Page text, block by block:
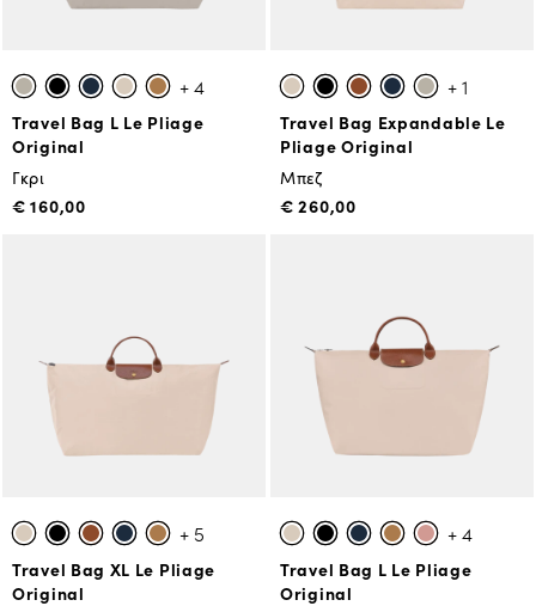
+ 4
Travel Bag L Le Pliage
Original
Γκρι
€ 160,00
+ 1
Travel Bag Expandable Le
Pliage Original
Μπεζ
€ 260,00
+ 5
Travel Bag XL Le Pliage
Original
+ 4
Travel Bag L Le Pliage
Original